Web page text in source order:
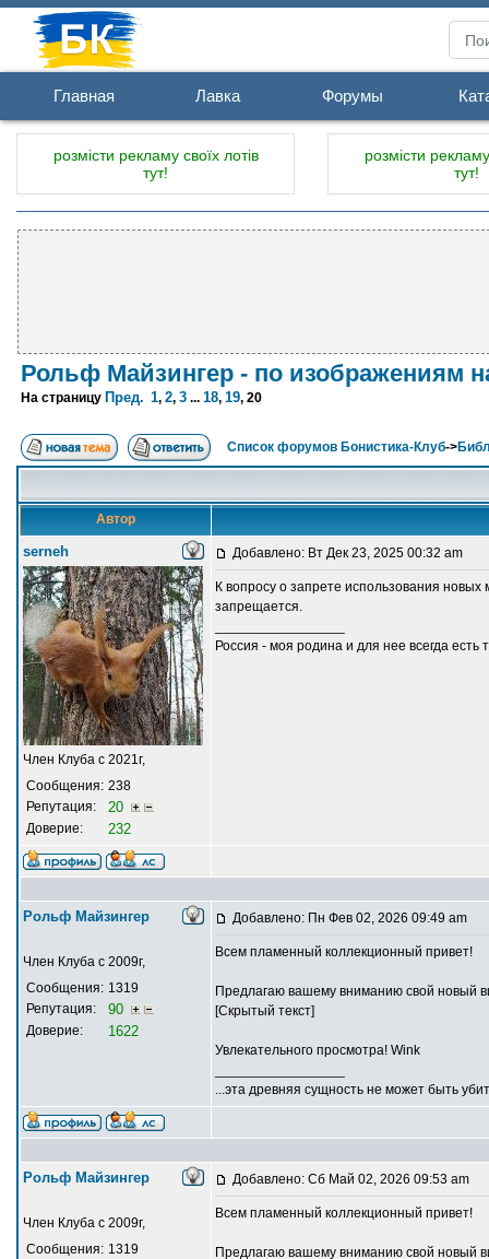
Главная Лавка Форумы
розмісти рекламу своїх лотів
тут!
розмісти
тут!
Рольф Майзингер - по изображениям
На страницу Пред. 1, 2, 3 ... 18, 19, 20
Список форумов Бонистика-Клуб->
Автор
serneh
Член Клуба с 2021г,
Сообщения: 238
Репутация:
20
Доверие: 232
Добавлено: Вт Дек 23, 2025 00:32 am
К вопросу о запрете использования
запрещается.
Россия - моя родина и для нее всегда есть
Рольф Майзингер
Член Клуба с 2009г,
Сообщения: 1319
Репутация:
90
Доверие: 1622
Добавлено: Пн Фев 02, 2026 09:49 am
Всем пламенный коллекционный привет!
Предлагаю вашему вниманию свой новый
[Скрытый текст]
Увлекательного просмотра! Wink
...эта древняя сущность не может быть
Рольф Майзингер
Член Клуба с 2009г,
Сообщения: 1319
Добавлено: Сб Май 02, 2026 09:53 am
Всем пламенный коллекционный привет!
Предлагаю вашему вниманию свой новый